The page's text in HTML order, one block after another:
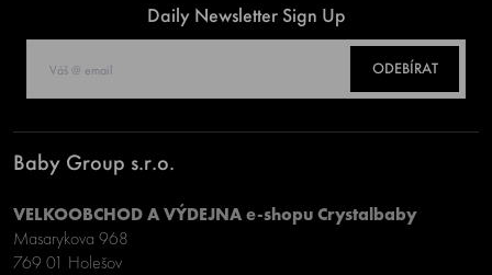
Daily Newsletter Sign Up
ODEBÍRAT
Baby Group s.r.o.
VELKOOBCHOD A VÝDEJNA e-shopu Crystalbaby
Masarykova 968
769 01 Holešov